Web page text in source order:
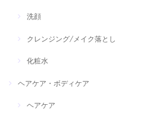
洗顔
クレンジング/メイク落とし
化粧水
ヘアケア・ボディケア
ヘアケア